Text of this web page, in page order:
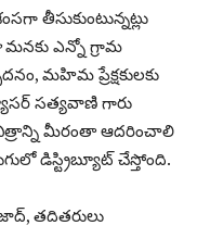
తీసుకుంటున్నట్లు
మనకు ఎన్నో గ్రామ
మహిమ ప్రేక్షకులకు
సత్యవాణి గారు
మీరంతా ఆదరించాలి
డిస్ట్రిబ్యూట్ చేస్తోంది.
తదితరులు